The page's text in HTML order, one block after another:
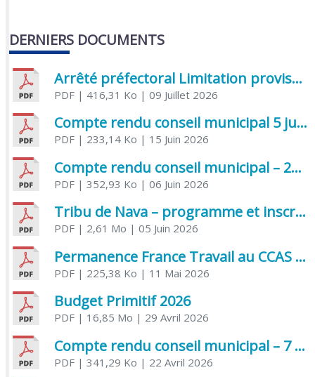
DERNIERS DOCUMENTS
Arrêté préfectoral Limitation provisoire des usages de l’eau
PDF| 416,31 Ko | 09 Juillet 2026
Compte rendu conseil municipal 5 juin 2026 sénatoriale
PDF| 233,14 Ko | 15 Juin 2026
Compte rendu conseil municipal – 21 avril 2026
PDF| 352,93 Ko | 06 Juin 2026
Tribu de Nava – programme et inscriptions été 2026
PDF| 2,61 Mo | 05 Juin 2026
Permanence France Travail au CCAS de Saujon Juin 2026
PDF| 225,38 Ko | 11 Mai 2026
Budget Primitif 2026
PDF| 16,85 Mo | 29 Avril 2026
Compte rendu conseil municipal – 7 avril 2026
PDF| 341,29 Ko | 22 Avril 2026